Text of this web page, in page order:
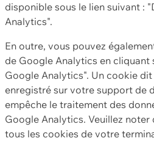
disponible sous le lien suivant :
Analytics".
En outre, vous pouvez
de Google Analytics en cliquant
Google Analytics". Un cookie
enregistré sur votre support de
empêche le traitement des
Google Analytics. Veuillez noter
tous les cookies de votre